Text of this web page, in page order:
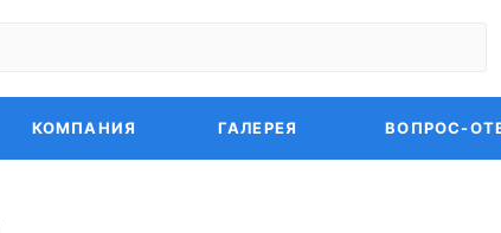
КОМПАНИЯ ГАЛЕРЕЯ ВОПРОС-